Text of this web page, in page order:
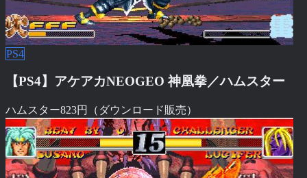
PS4
【PS4】アケアカNEOGEO 神凰拳／ハムスター
ハムスター823円（ダウンロード販売）